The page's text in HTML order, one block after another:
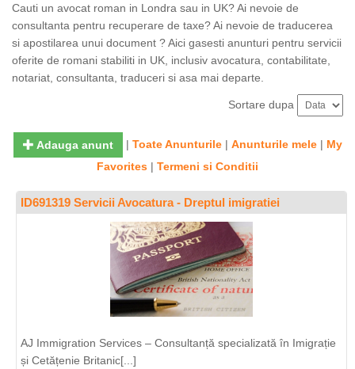
Cauti un avocat roman in Londra sau in UK? Ai nevoie de
consultanta pentru recuperare de taxe? Ai nevoie de traducerea
si apostilarea unui document ? Aici gasesti anunturi pentru servicii
oferite de romani stabiliti in UK, inclusiv avocatura, contabilitate,
notariat, consultanta, traduceri si asa mai departe.
Sortare dupa
Adauga anunt | Toate Anunturile| Anunturile mele| My
Favorites | Termeni si Conditii
ID691319 Servicii Avocatura - Dreptul imigratiei
AJ Immigration Services – Consultanță specializată în Imigrație
și Cetățenie Britanic[...]